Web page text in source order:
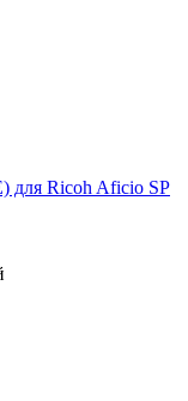
для Ricoh Aficio SP